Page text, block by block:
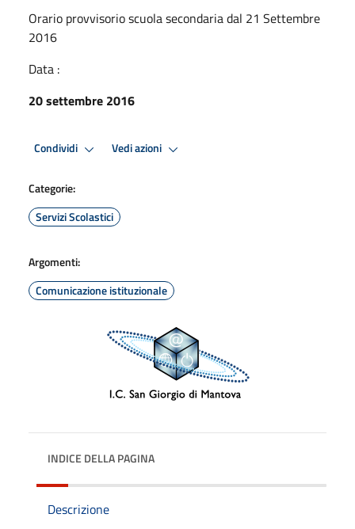
Orario provvisorio scuola secondaria dal 21 Settembre
2016
Data :
20 settembre 2016
Condividi Vedi azioni
Categorie:
Servizi Scolastici
Argomenti:
Comunicazione istituzionale
INDICE DELLA PAGINA
Descrizione